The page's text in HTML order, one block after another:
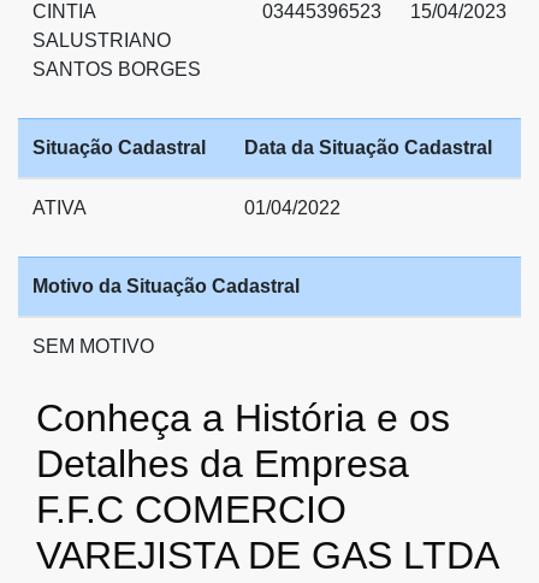
CINTIA
SALUSTRIANO
SANTOS BORGES
03445396523 15/04/2023
Situação Cadastral Data da Situação Cadastral
ATIVA 01/04/2022
Motivo da Situação Cadastral
SEM MOTIVO
Conheça a História e os
Detalhes da Empresa
F.F.C COMERCIO
VAREJISTA DE GAS LTDA